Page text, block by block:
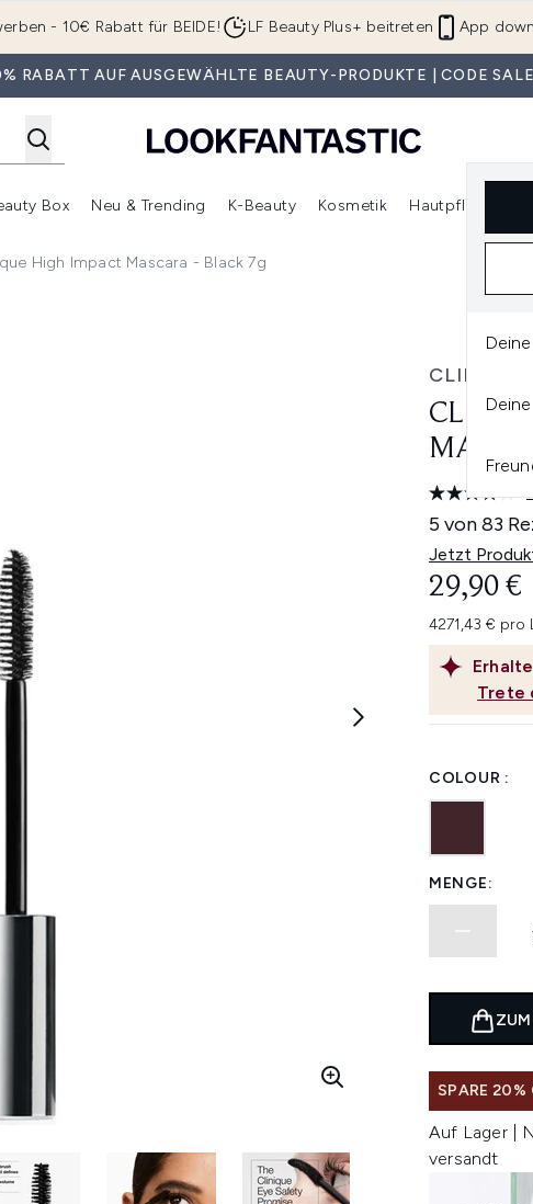
Zum Hauptinhalt springen
App
- 10€ Rabatt für BEIDE! LF Beauty Plus+ beitreten
RABATT AUF AUSGEWÄHLTE BEAUTY-PRODUKTE | CODE
(SALE) Untermenü Anmelden (Geschenke)Untermenü Anmelden (Marken)
Box
Untermenü Anmelden (Beauty Box)
Neu & Trending
Untermenü Anmelden (Neu & Trending)
K-Beauty Kosmetik Hautpflege
High Impact Mascara - Black 7g
CLINIQUE
5 von 83
Jetzt
Erhalte
Trete
29,90 €
4271,43 € pro
COLOUR :
MENGE:
SPARE 20%
Auf Lager |
versandt